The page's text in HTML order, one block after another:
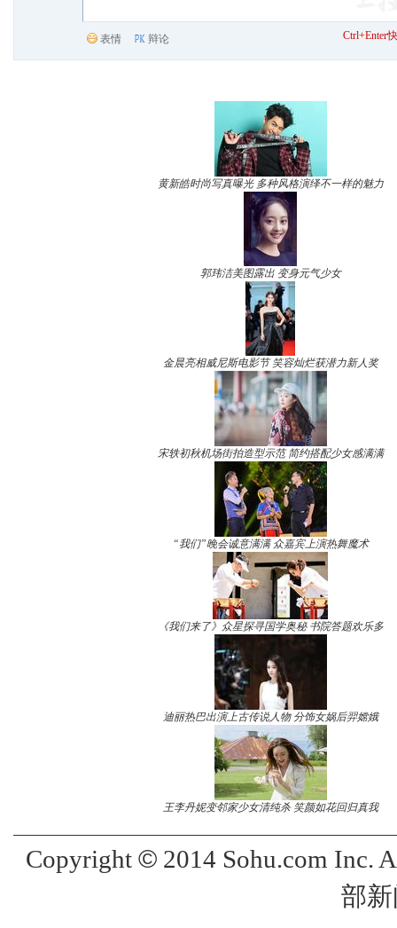
表情 辩论 Ctrl+Enter
黄新皓时尚写真曝光 多种风格演绎不一样的魅力
郭玮洁美图露出 变身元气少女
金晨亮相威尼斯电影节 笑容灿烂获潜力新人奖
宋轶初秋机场街拍造型示范 简约搭配少女感满满
“我们”晚会诚意满满 众嘉宾上演热舞魔术
《我们来了》众星探寻国学奥秘 书院答题欢乐多
迪丽热巴出演上古传说人物 分饰女娲后羿嫦娥
王李丹妮变邻家少女清纯杀 笑颜如花回归真我
Copyright ©2014 Sohu.com Inc.
部